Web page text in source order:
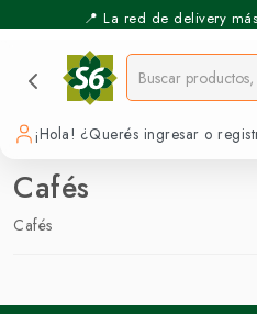
📍 La red de delivery
¡Hola! ¿Querés ingresar o
Cafés
Cafés